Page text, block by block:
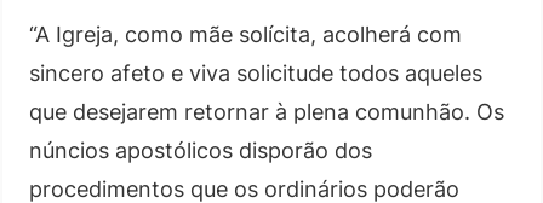
“A Igreja, como mãe solícita, acolherá com
sincero afeto e viva solicitude todos aqueles
que desejarem retornar à plena comunhão. Os
núncios apostólicos disporão dos
procedimentos que os ordinários poderão